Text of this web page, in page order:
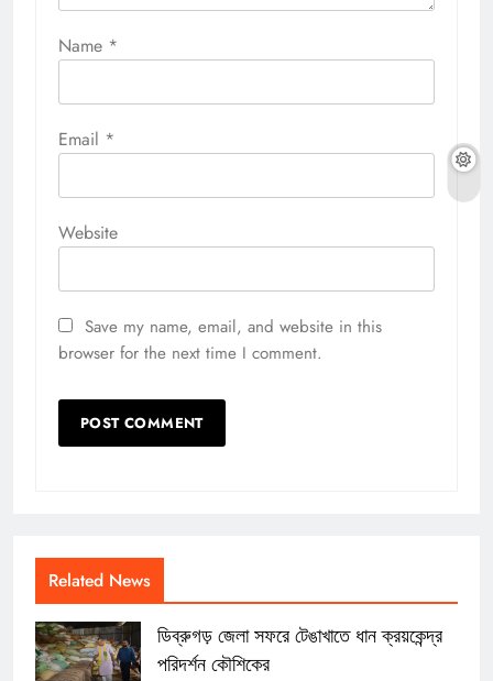
Name *
Email *
Website
Save my name, email, and website in this
browser for the next time I comment.
Related News
ডিব্রুগড় জেলা সফরে টেঙাখাতে ধান ক্রয়কেন্দ্র
পরিদর্শন কৌশিকের